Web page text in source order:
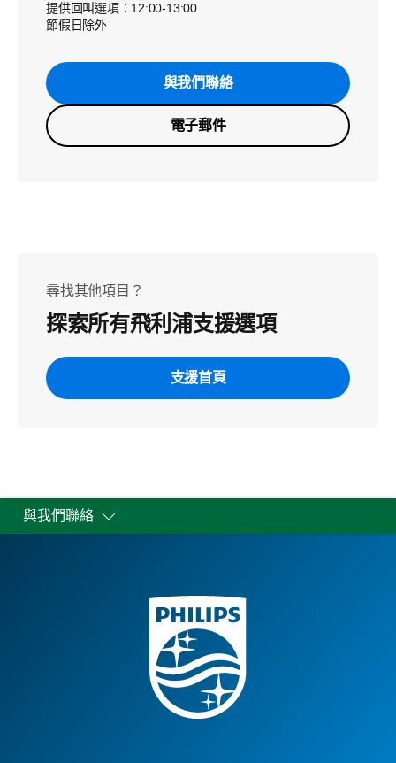
提供回叫選項：12:00-13:00
節假日除外
與我們聯絡
電子郵件
尋找其他項目？
探索所有飛利浦支援選項
支援首頁
與我們聯絡